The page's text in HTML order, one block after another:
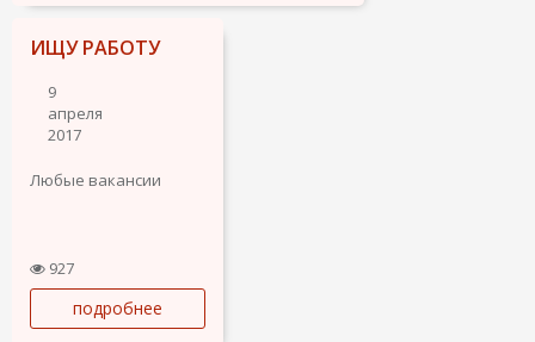
ИЩУ РАБОТУ
9
апреля
2017
Любые вакансии
927
подробнее